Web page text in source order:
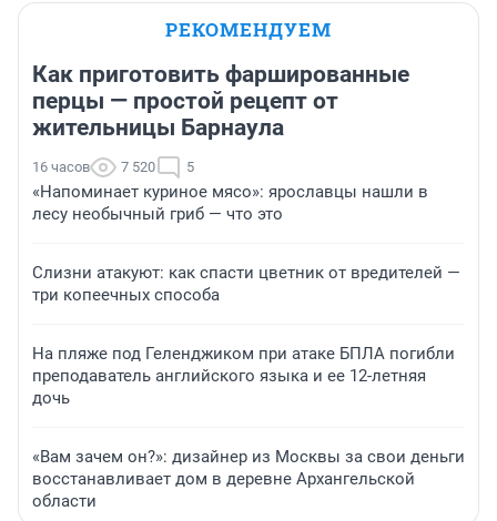
РЕКОМЕНДУЕМ
Как приготовить фаршированные
перцы — простой рецепт от
жительницы Барнаула
16 часов 7 520 5
«Напоминает куриное мясо»: ярославцы нашли в
лесу необычный гриб — что это
Слизни атакуют: как спасти цветник от вредителей —
три копеечных способа
На пляже под Геленджиком при атаке БПЛА погибли
преподаватель английского языка и ее 12-летняя
дочь
«Вам зачем он?»: дизайнер из Москвы за свои деньги
восстанавливает дом в деревне Архангельской
области